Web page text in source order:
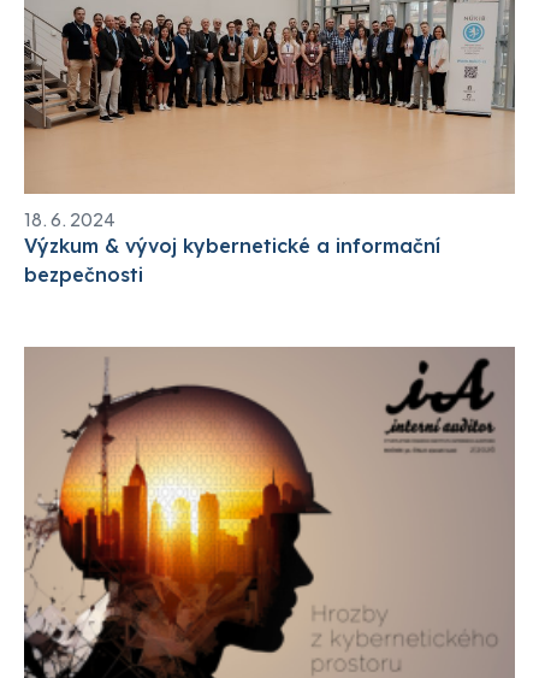
18. 6. 2024
Výzkum & vývoj kybernetické a informační
bezpečnosti